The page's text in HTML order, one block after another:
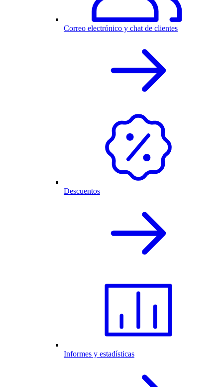
Correo electrónico y chat de clientes
Descuentos
Informes y estadísticas